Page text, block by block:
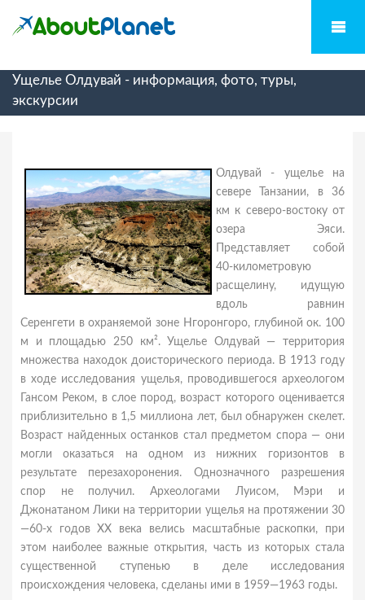
Ущелье Олдувай - информация, фото, туры,
экскурсии
Олдувай - ущелье на
севере Танзании, в 36
км к северо-востоку от
озера Эяси.
Представляет собой
40-километровую
расщелину, идущую
вдоль равнин
Серенгети в охраняемой зоне Нгоронгоро, глубиной ок. 100
м и площадью 250 км². Ущелье Олдувай — территория
множества находок доисторического периода. В 1913 году
в ходе исследования ущелья, проводившегося археологом
Гансом Реком, в слое пород, возраст которого оценивается
приблизительно в 1,5 миллиона лет, был обнаружен скелет.
Возраст найденных останков стал предметом спора — они
могли оказаться на одном из нижних горизонтов в
результате перезахоронения. Однозначного разрешения
спор не получил. Археологами Луисом, Мэри и
Джонатаном Лики на территории ущелья на протяжении 30
—60-х годов XX века велись масштабные раскопки, при
этом наиболее важные открытия, часть из которых стала
существенной ступенью в деле исследования
происхождения человека, сделаны ими в 1959—1963 годы.